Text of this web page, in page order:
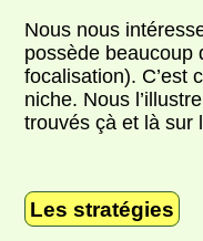
Nous nous
possède beaucoup
focalisation). C’est
niche. Nous
trouvés çà et là sur
Les stratégies